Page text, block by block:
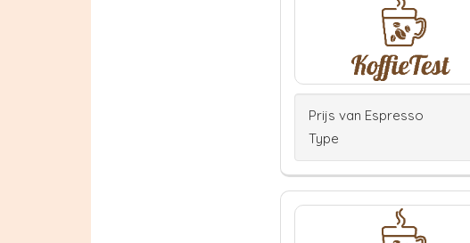
Prijs van Espresso
Type